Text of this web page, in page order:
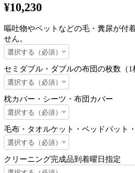
¥10,230
嘔吐物やペットなどの毛・糞尿が付
せん。
セミダブル・ダブルの布団の枚数（1
枕カバー・シーツ・布団カバー
毛布・タオルケット・ベッドパット
クリーニング完成品到着曜日指定